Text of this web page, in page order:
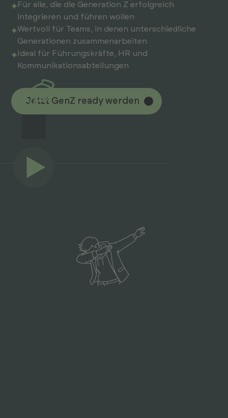
Für alle, die die Generation Z erfolg­reich
integrieren und führen wollen
Wertvoll für Teams, in denen unter­schiedliche
Generationen zusammen­arbeiten
Ideal für Führungs­kräfte, HR und
Kommunikations­abteil­ungen
Jetzt GenZ ready werden
Jetzt GenZ ready werden